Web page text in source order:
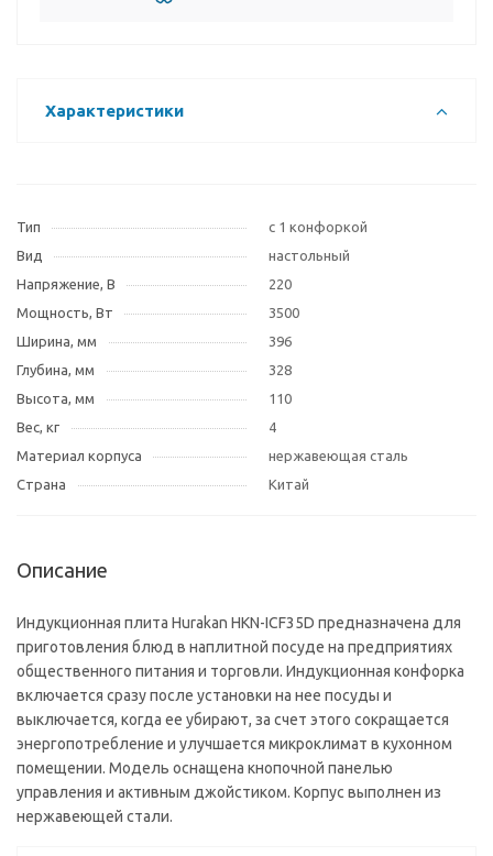
Характеристики
Тип
с 1 конфоркой
Вид
настольный
Напряжение, В
220
Мощность, Вт
3500
Ширина, мм
396
Глубина, мм
328
Высота, мм
110
Вес, кг
4
Материал корпуса
нержавеющая сталь
Страна
Китай
Описание
Индукционная плита Hurakan HKN-ICF35D предназначена для
приготовления блюд в наплитной посуде на предприятиях
общественного питания и торговли. Индукционная конфорка
включается сразу после установки на нее посуды и
выключается, когда ее убирают, за счет этого сокращается
энергопотребление и улучшается микроклимат в кухонном
помещении. Модель оснащена кнопочной панелью
управления и активным джойстиком. Корпус выполнен из
нержавеющей стали.